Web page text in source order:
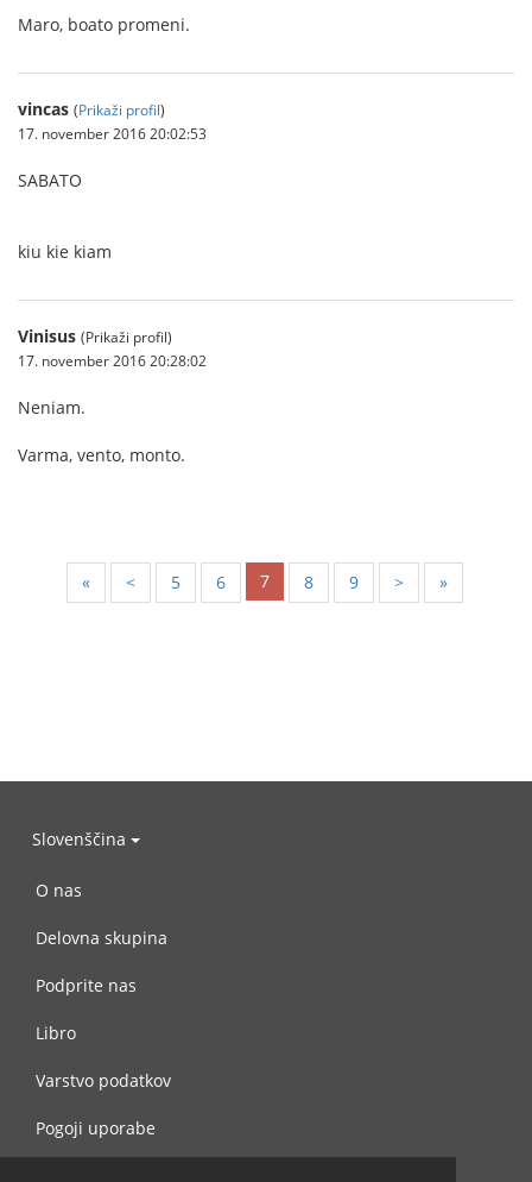
Maro, boato promeni.
vincas (Prikaži profil)
17. november 2016 20:02:53
SABATO
kiu kie kiam
Vinisus (Prikaži profil)
17. november 2016 20:28:02
Neniam.
Varma, vento, monto.
« < 5 6 7 8 9 > »
Slovenščina
O nas
Delovna skupina
Podprite nas
Libro
Varstvo podatkov
Pogoji uporabe